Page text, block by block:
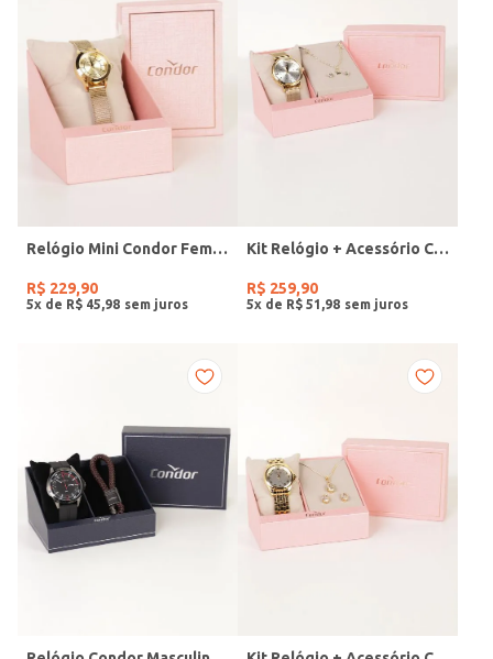
Relógio Mini Condor Feminino DOURADO
R$ 229,90
5x de R$ 45 98
Kit Relógio + Acessório Condor Feminino DOURADO
R$ 259,90
5x de R$ 51 98